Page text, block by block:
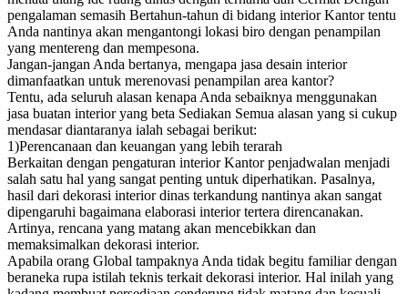
pengalaman semasih Bertahun-tahun di bidang interior Kantor tentu
Anda nantinya akan mengantongi lokasi biro dengan penampilan
yang mentereng dan mempesona.
Jangan-jangan Anda bertanya, mengapa jasa desain interior
dimanfaatkan untuk merenovasi penampilan area kantor?
Tentu, ada seluruh alasan kenapa Anda sebaiknya menggunakan
jasa buatan interior yang beta Sediakan Semua alasan yang si cukup
mendasar diantaranya ialah sebagai berikut:
1)Perencanaan dan keuangan yang lebih terarah
Berkaitan dengan pengaturan interior Kantor penjadwalan menjadi
salah satu hal yang sangat penting untuk diperhatikan. Pasalnya,
hasil dari dekorasi interior dinas terkandung nantinya akan sangat
dipengaruhi bagaimana elaborasi interior tertera direncanakan.
Artinya, rencana yang matang akan mencebikkan dan
memaksimalkan dekorasi interior.
Apabila orang Global tampaknya Anda tidak begitu familiar dengan
beraneka rupa istilah teknis terkait dekorasi interior. Hal inilah yang